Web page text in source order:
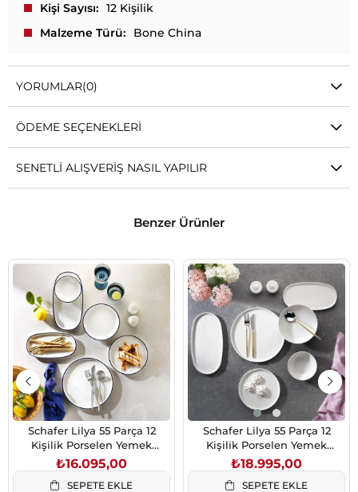
Kişi Sayısı
12 Kişilik
Malzeme Türü
Bone China
YORUMLAR(0)
ÖDEME SEÇENEKLERI
SENETLI ALIŞVERIŞ NASIL YAPILIR
Benzer Ürünler
Schafer Lilya 55 Parça 12
Kişilik Porselen Yemek
Takımı Mavi
₺16.095,00
SEPETE EKLE
Schafer Lilya 55 Parça 12
Kişilik Porselen Yemek
Takımı Beyaz
₺18.995,00
SEPETE EKLE